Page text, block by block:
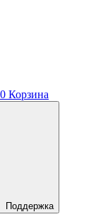
0 Корзина
Поддержка